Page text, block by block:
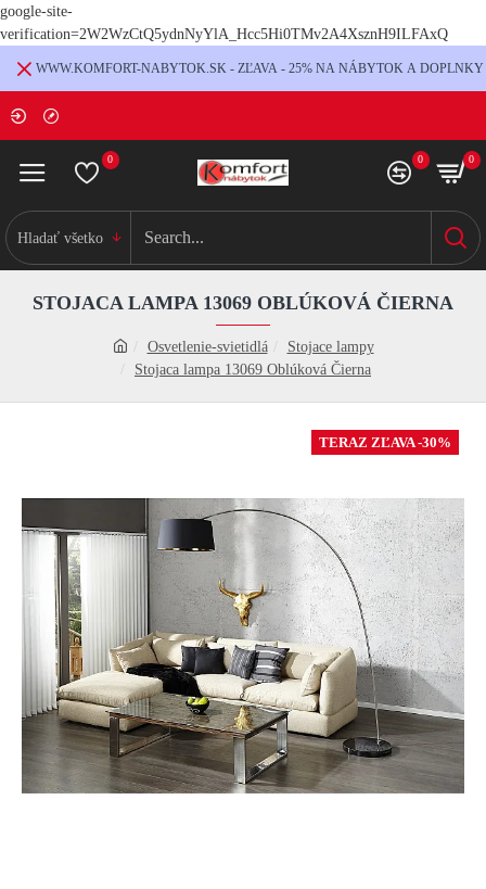
google-site-
verification=2W2WzCtQ5ydnNyYlA_Hcc5Hi0TMv2A4XsznH9ILFAxQ
WWW.KOMFORT-NABYTOK.SK - ZĽAVA - 25% NA NÁBYTOK A DOPLNKY
0 0 0
Hladať všetko
Osvetlenie-svietidlá
Stojace lampy
Stojaca lampa 13069 Oblúková Čierna
STOJACA LAMPA 13069 OBLÚKOVÁ ČIERNA
TERAZ ZĽAVA -30%